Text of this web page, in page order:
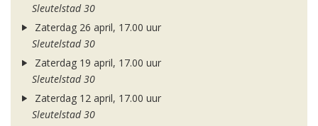
Sleutelstad 30
Zaterdag 26 april, 17.00 uur
Sleutelstad 30
Zaterdag 19 april, 17.00 uur
Sleutelstad 30
Zaterdag 12 april, 17.00 uur
Sleutelstad 30